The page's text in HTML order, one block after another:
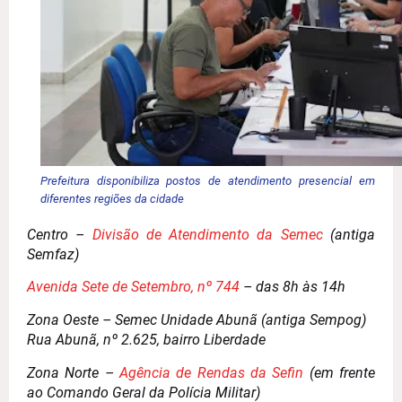
Prefeitura disponibiliza postos de atendimento presencial em
diferentes regiões da cidade
Centro – Divisão de Atendimento da Semec(antiga
Semfaz)
Avenida Sete de Setembro, nº 744 – das 8h às 14h
Zona Oeste – Semec Unidade Abunã (antiga Sempog)
Rua Abunã, nº 2.625, bairro Liberdade
Zona Norte – Agência de Rendas da Sefin (em frente
ao Comando Geral da Polícia Militar)